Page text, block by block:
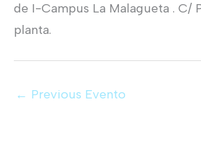
de I-Campus La Malagueta . C/
planta.
← Previous Evento